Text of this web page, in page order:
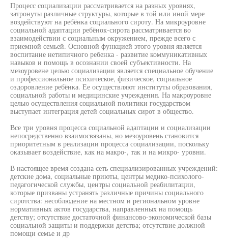
Процесс социализации рассматривается на разных уровнях,
затронуты различные структуры, которые в той или иной мере
воздействуют на ребёнка социального сироту. На микроуровне
социальной адаптации ребёнок-сирота рассматривается во
взаимодействии с социальным окружением, прежде всего с
приемной семьей. Основной функцией этого уровня является
воспитание нетипичного ребенка - развитие коммуникативных
навыков и помощь в осознании своей субъективности. На
мезоуровене целью социализации является специальное обучение
и профессиональное психическое, физическое, социальное
оздоровление ребёнка. Ее осуществляют институты образования,
социальной работы и медицинские учреждения. На макроуровне
целью осуществления социальной политики государством
выступает интеграция детей социальных сирот в общество.
Все три уровня процесса социальной адаптации и социализации
непосредственно взаимосвязаны, но мезоуровень становится
приоритетным в реализации процесса социализации, поскольку
оказывает воздействие, как на макро-, так и на микро- уровни.
В настоящее время создана сеть специализированных учреждений:
детские дома, социальные приюты, центры медико-психолого-
педагогической службы, центры социальной реабилитации,
которые призваны устранять различные причины социального
сиротства: несоблюдение на местном и региональном уровне
нормативных актов государства, направленных на помощь
детству; отсутствие достаточной финансово-экономической базы
социальной защиты и поддержки детства; отсутствие должной
помощи семье и др